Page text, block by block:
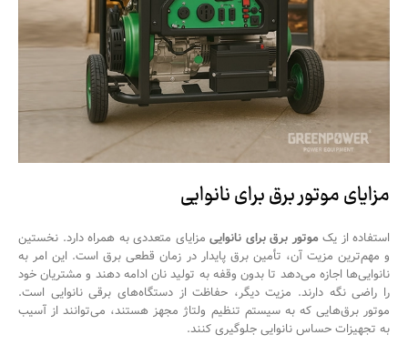
مزایای موتور برق برای نانوایی
استفاده از یکموتور برق برای نانواییمزایای متعددی به همراه دارد. نخستین
و مهم‌ترین مزیت آن، تأمین برق پایدار در زمان قطعی برق است. این امر به
نانوایی‌ها اجازه می‌دهد تا بدون وقفه به تولید نان ادامه دهند و مشتریان خود
را راضی نگه دارند. مزیت دیگر، حفاظت از دستگاه‌های برقی نانوایی است.
موتور برق‌هایی که به سیستم تنظیم ولتاژ مجهز هستند، می‌توانند از آسیب
به تجهیزات حساس نانوایی جلوگیری کنند.